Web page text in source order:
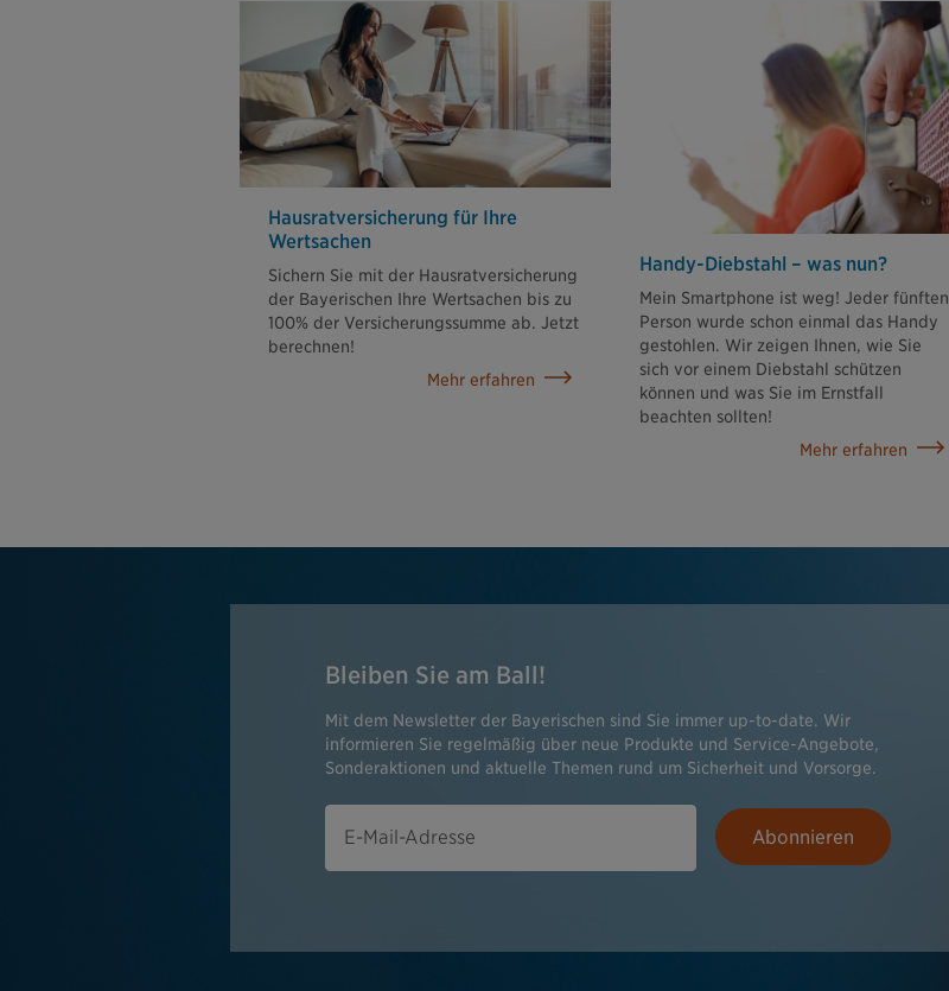
Hausratversicherung für Ihre
Wertsachen
Sichern Sie mit der Hausratversicherung
der Bayerischen Ihre Wertsachen bis zu
100% der Versicherungssumme ab. Jetzt
berechnen!
Mehr erfahren
Handy-Diebstahl – was nun?
Mein Smartphone ist weg! Jeder fünften
Person wurde schon einmal das Handy
gestohlen. Wir zeigen Ihnen, wie Sie
sich vor einem Diebstahl schützen
können und was Sie im Ernstfall
beachten sollten!
Mehr erfahren
Bleiben Sie am Ball!
Mit dem Newsletter der Bayerischen sind Sie immer up-to-date. Wir
informieren Sie regelmäßig über neue Produkte und Service-Angebote,
Sonderaktionen und aktuelle Themen rund um Sicherheit und Vorsorge.
E-Mail-Adresse Abonnieren